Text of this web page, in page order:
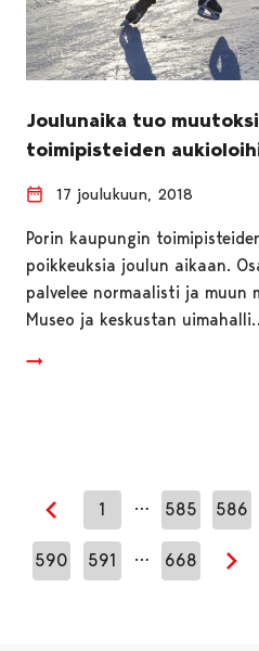
Joulunaika tuo
toimipisteiden
17 joulukuun, 2018
Porin kaupungin
poikkeuksia joulun aikaan.
palvelee normaalisti ja muun
Museo ja keskustan
Edellinen sivu
1 … 585 586
590 591 … 668